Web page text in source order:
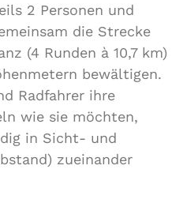
2 Personen und
die Strecke
(4 Runden à 10,7 km)
bewältigen.
Radfahrer ihre
wie sie möchten,
in Sicht- und
zueinander